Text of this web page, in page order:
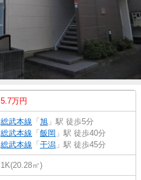
5.7万円
総武本線 「 旭 」駅 徒歩5分
総武本線 「 飯岡 」駅 徒歩40分
総武本線 「 干潟 」駅 徒歩45分
1K(20.28㎡)